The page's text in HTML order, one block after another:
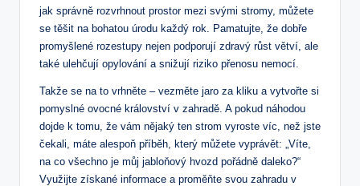
jak správně rozvrhnout prostor mezi svými stromy, můžete
se těšit na bohatou úrodu každý rok. Pamatujte, že dobře
promyšlené rozestupy nejen podporují zdravý růst větví, ale
také ulehčují opylování a snižují riziko přenosu nemocí.
Takže se na to vrhněte – vezměte jaro za kliku a vytvořte si
pomyslné ovocné království v zahradě. A pokud náhodou
dojde k tomu, že vám nějaký ten strom vyroste víc, než jste
čekali, máte alespoň příběh, který můžete vyprávět: „Víte,
na co všechno je můj jabloňový hvozd pořádně daleko?“
Využijte získané informace a proměňte svou zahradu v